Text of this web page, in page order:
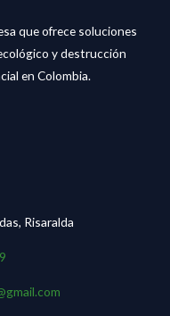
que ofrece soluciones
y destrucción
en Colombia.
Risaralda